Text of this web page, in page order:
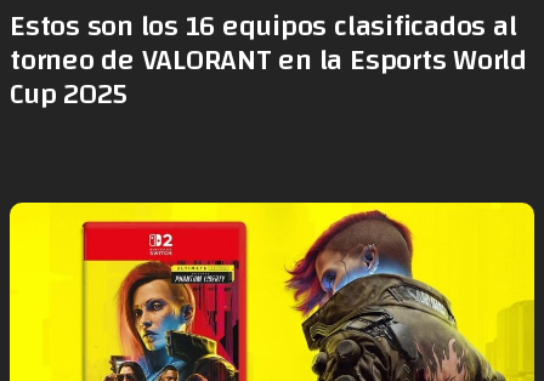
Estos son los 16 equipos clasificados al
torneo de VALORANT en la Esports World
Cup 2025